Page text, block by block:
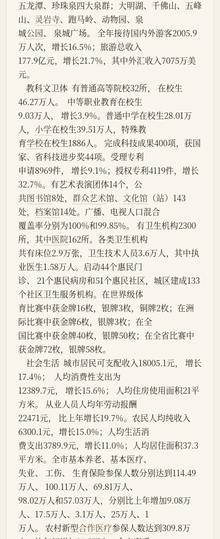
五龙潭、珍珠泉四大泉群；大明湖、千佛山、五峰
山、 灵岩寺、跑马岭、动物园、泉
城公园、 泉城广场。 全年接待国内外游客2005.9
万人次，增长16.5％；旅游总收入
177.9亿元，增长21.7％，其中外汇收入7075万美
元。
46.27万人。  中等职业教育在校生
9.03万人， 增长3.9％。普通中学在校生28.01万
人， 小学在校生39.51万人，特殊教
育学校在校生1886人。 完成科技成果400项，获国
家、省科技进步奖44项。受理专利
申请8969件， 增长9.1％；授权专利4119件，增长
32.7％。有艺术表演团体14个，公
共图书馆8处， 群众艺术馆、 文化馆 （站）143
处， 档案馆14处。广播、电视人口混合
覆盖率分别为100％和99.85％。 有卫生机构2300
所，其中医院162所。各类卫生机构
共有床位2.9万张，卫生技术人员3.6万人，其中执
业医生1.58万人。启动44个惠民门
诊、 21个惠民病房和51个惠民社区，城区建成133
个社区卫生服务机构。在世界级体
育比赛中获金牌16枚，银牌3枚，铜牌2枚；在洲
际比赛中获金牌6枚，银牌3枚；在全
国比赛中获金牌40枚，银牌50枚；在全省比赛中
获金牌72枚，银牌58枚。
17.4％；  人均消费性支出为
12389.7元， 增长15.6％； 人均住房使用面积21平
方米。 从业人员人均年劳动报酬
22471元， 比上年增长19.7％。农民人均纯收入
6300.1元，增长15.0％；人均生活消
费支出3789.9元，增长11.0％；人均居住面积37.3
平方米。全市基本养老、基本医疗、
失业、 工伤、 生育保险参保人数分别达到114.49
万人、 100.11万人、69.81万人、
98.02万人和57.03万人，分别比上年增加9.08万
人、17.5万人、3.1万人、25万人、1
万人。 农村新型合作医疗参保人数达到309.8万